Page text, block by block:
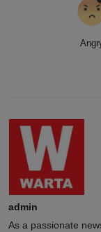
admin
As a passionate